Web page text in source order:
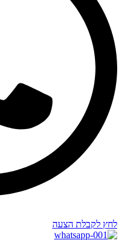
לחץ לקבלת הצעה